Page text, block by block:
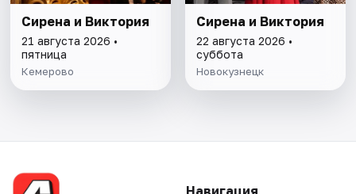
Сирена и Виктория
21 августа 2026 •
пятница
Кемерово
Сирена и Виктория
22 августа 2026 •
суббота
Новокузнецк